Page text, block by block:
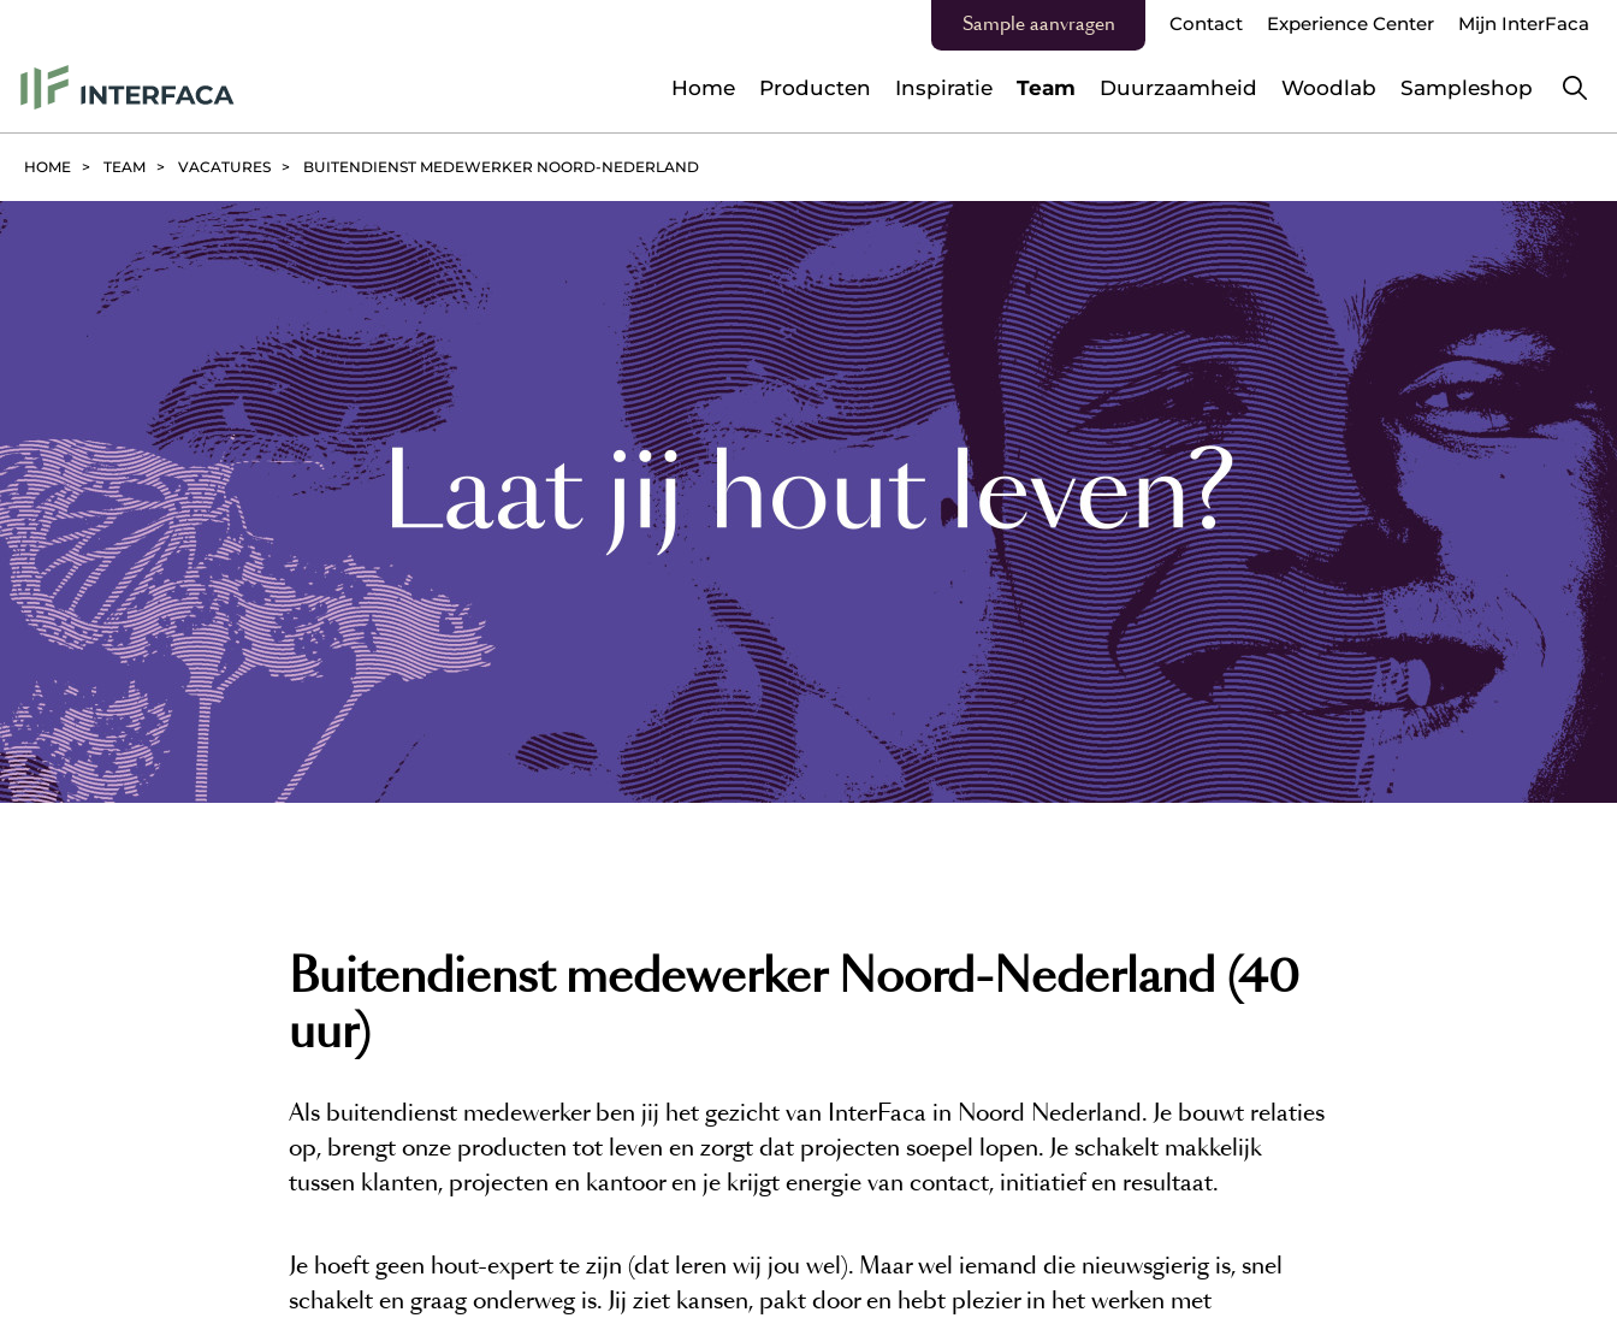
Sample aanvragen Contact Experience Center Mijn InterFaca
Home Producten Inspiratie Team Duurzaamheid Woodlab Sampleshop
HOME TEAM VACATURES BUITENDIENST MEDEWERKER NOORD-NEDERLAND
Buitendienst medewerker Noord-Nederland (40
uur)
Als buitendienst medewerker ben jij het gezicht van InterFaca in Noord Nederland. Je bouwt relaties
op, brengt onze producten tot leven en zorgt dat projecten soepel lopen. Je schakelt makkelijk
tussen klanten, projecten en kantoor en je krijgt energie van contact, initiatief en resultaat.
Je hoeft geen hout-expert te zijn (dat leren wij jou wel). Maar wel iemand die nieuwsgierig is, snel
schakelt en graag onderweg is. Jij ziet kansen, pakt door en hebt plezier in het werken met